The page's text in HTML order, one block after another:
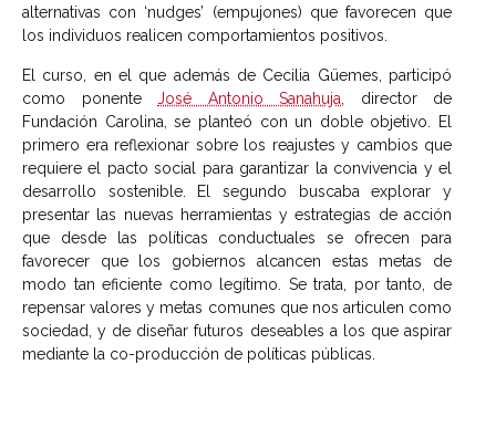
alternativas con ‘nudges’ (empujones) que favorecen que
los individuos realicen comportamientos positivos.
El curso, en el que además de Cecilia Güemes, participó
como ponente José Antonio Sanahuja , director de
Fundación Carolina, se planteó con un doble objetivo. El
primero era reflexionar sobre los reajustes y cambios que
requiere el pacto social para garantizar la convivencia y el
desarrollo sostenible. El segundo buscaba explorar y
presentar las nuevas herramientas y estrategias de acción
que desde las políticas conductuales se ofrecen para
favorecer que los gobiernos alcancen estas metas de
modo tan eficiente como legítimo. Se trata, por tanto, de
repensar valores y metas comunes que nos articulen como
sociedad, y de diseñar futuros deseables a los que aspirar
mediante la co-producción de políticas públicas.